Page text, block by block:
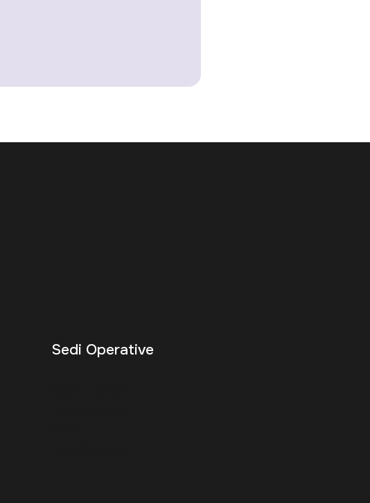
Sedi Operative